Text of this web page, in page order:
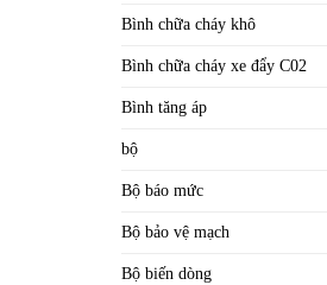
Bình chữa cháy khô
Bình chữa cháy xe đẩy C02
Bình tăng áp
bộ
Bộ báo mức
Bộ bảo vệ mạch
Bộ biến dòng